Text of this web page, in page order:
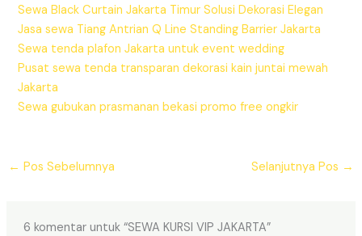
Sewa Black Curtain Jakarta Timur Solusi Dekorasi Elegan
Jasa sewa Tiang Antrian Q Line Standing Barrier Jakarta
Sewa tenda plafon Jakarta untuk event wedding
Pusat sewa tenda transparan dekorasi kain juntai mewah
Jakarta
Sewa gubukan prasmanan bekasi promo free ongkir
← Pos Sebelumnya Selanjutnya Pos →
6 komentar untuk “SEWA KURSI VIP JAKARTA”